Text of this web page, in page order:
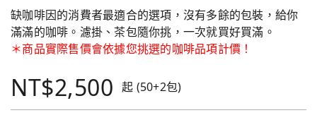
缺咖啡因的消費者最適合的選項，沒有多餘的包裝，給你
滿滿的咖啡。濾掛、茶包隨你挑，一次就買好買滿。
＊商品實際售價會依據您挑選的咖啡品項計價！
NT$2,500 起 (50+2包)